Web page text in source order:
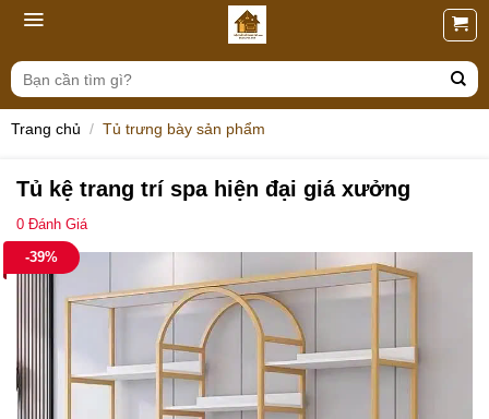
Skip
content
Tìm
kiếm:
Trang chủ / Tủ trưng bày sản phẩm
Tủ kệ trang trí spa hiện đại giá xưởng
0 Đánh Giá
-39%